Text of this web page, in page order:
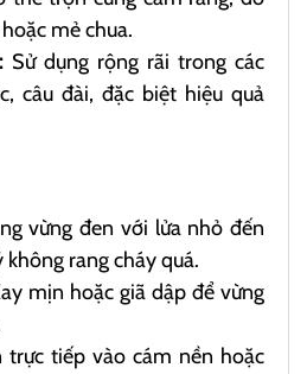
mẻ chua.
Sử dụng rộng rãi trong các
câu đài, đặc biệt hiệu quả
vừng đen với lửa nhỏ đến
rang cháy quá.
mịn hoặc giã dập để vừng
trực tiếp vào cám nền hoặc